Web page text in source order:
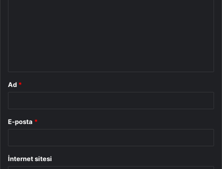
Ad *
E-posta *
İnternet sitesi